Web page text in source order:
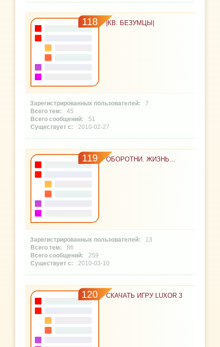
118 |КВ. БЕЗУМЦЫ|
7
45
51
2010-02-27
119 ОБОРОТНИ. ЖИЗНЬ...
13
86
259
2010-03-10
120 СКАЧАТЬ ИГРУ LUXOR 3